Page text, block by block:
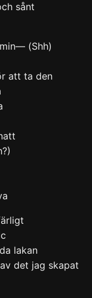
sånt
(Shh)
att ta den
lakan
det jag skapat